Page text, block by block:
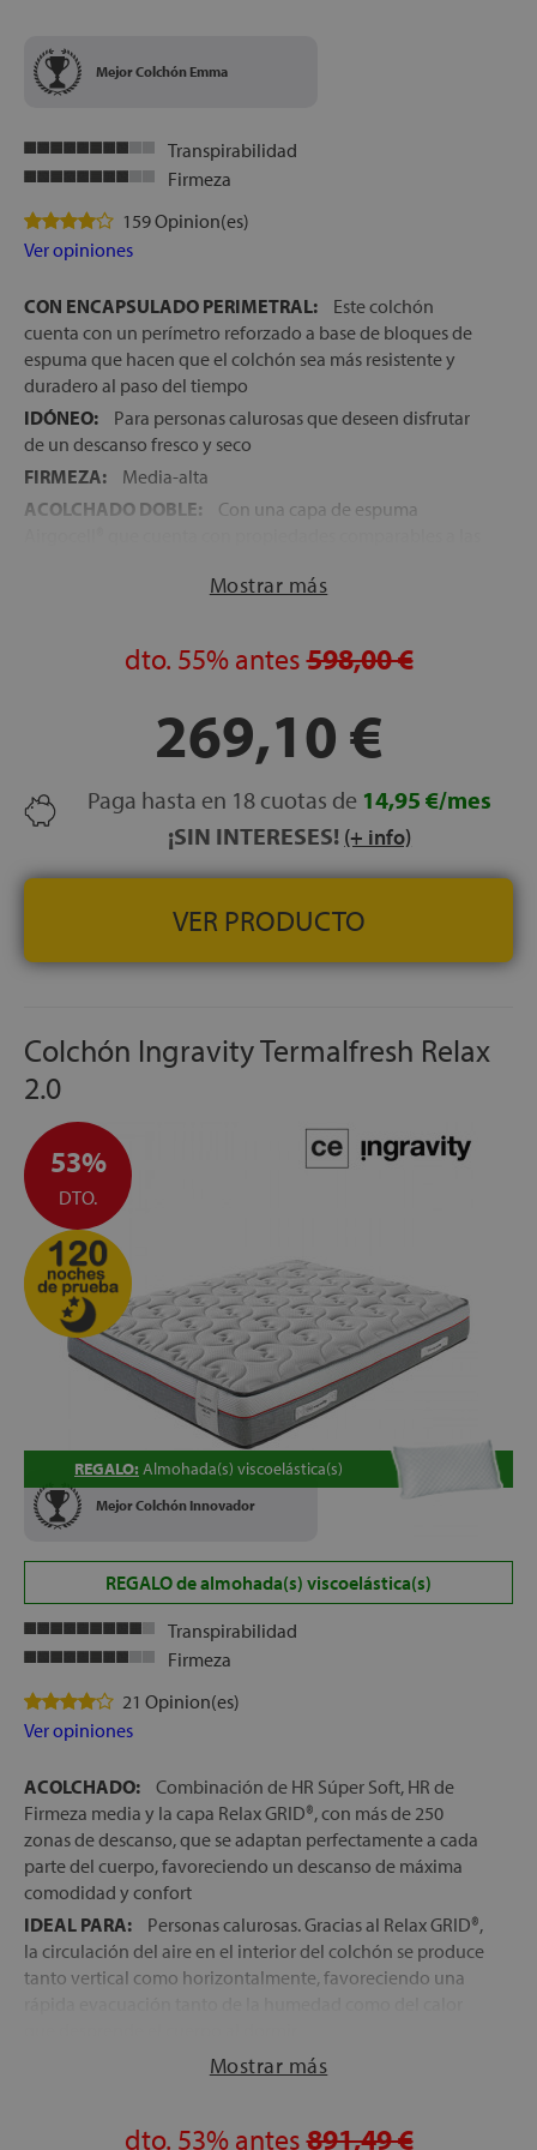
Mejor Colchón Emma
Transpirabilidad
Firmeza
159 Opinion(es)
Ver opiniones
CON ENCAPSULADO PERIMETRAL:
Este colchón
cuenta con un perímetro reforzado a base de bloques de
espuma que hacen que el colchón sea más resistente y
duradero al paso del tiempo
IDÓNEO:
Para personas calurosas que deseen disfrutar
de un descanso fresco y seco
FIRMEZA:
Media-alta
ACOLCHADO DOBLE:
Con una capa de espuma
distribuye la presión de manera homogénea
de 12,5 cm que dotan al colchón de una fantástica
capacidad de transpiración
cremallera que posibilita su lavado siguiendo las
indicaciones del fabricante
ENROLLADO: Para una mayor agilidad en la entrega, se
envía envasado al vacío
APTO PARA CAMAS ARTICULADAS: Con una
inclinación de hasta 45º
INDEPENDENCIA DE LECHOS:
Las capas de espuma
innovadoras aíslan el movimiento y ayudan a mantener la
columna en una posición adecuada
Mostrar más
dto. 55% antes598,00 €
269,10 €
Paga hasta en 18 cuotas de 14,95 €/mes
¡SIN INTERESES! (+ info)
VER PRODUCTO
Colchón Ingravity Termalfresh Relax
2.0
53%
DTO.
Mejor Colchón Innovador
REGALO: Almohada(s) viscoelástica(s)
REGALO de almohada(s) viscoelástica(s)
Transpirabilidad
Firmeza
21 Opinion(es)
Ver opiniones
ACOLCHADO:
Combinación de HR Súper Soft, HR de
Firmeza media y la capa Relax GRID®, con más de 250
zonas de descanso, que se adaptan perfectamente a cada
parte del cuerpo, favoreciendo un descanso de máxima
comodidad y confort
IDEAL PARA:
Personas calurosas. Gracias al Relax GRID®,
la circulación del aire en el interior del colchón se produce
tanto vertical como horizontalmente, favoreciendo una
TECNOLOGÍA RELAX GRID®: Tecnología patentada por
muelles que se adaptan perfectamente a cada zona del
Mostrar más
dto. 53% antes891,49 €